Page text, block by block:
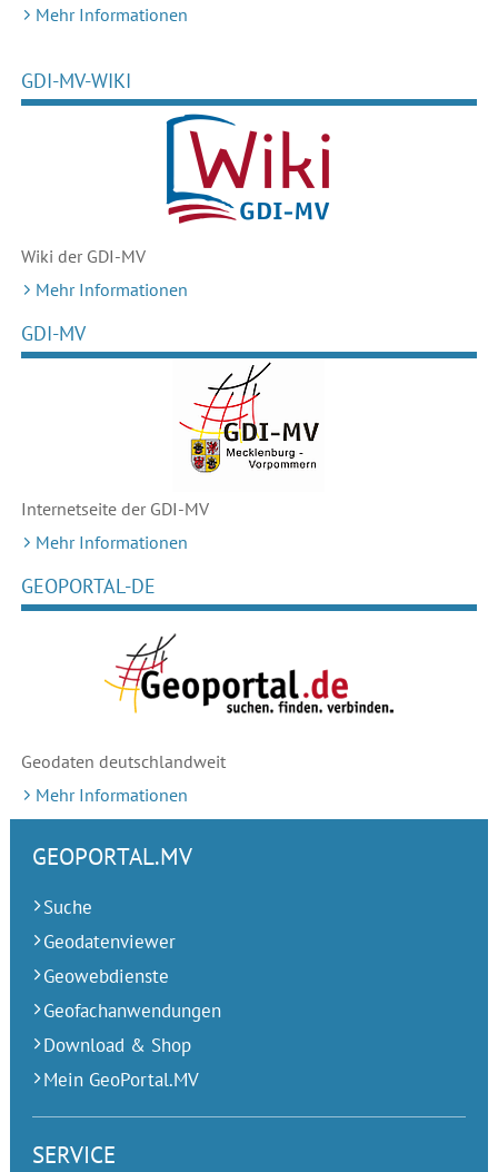
Mehr Informationen
GDI-MV-WIKI
Wiki der GDI-MV
Mehr Informationen
GDI-MV
Internetseite der GDI-MV
Mehr Informationen
GEOPORTAL-DE
Geodaten deutschlandweit
Mehr Informationen
GEOPORTAL.MV
Suche
Geodatenviewer
Geowebdienste
Geofachanwendungen
Download & Shop
Mein GeoPortal.MV
SERVICE